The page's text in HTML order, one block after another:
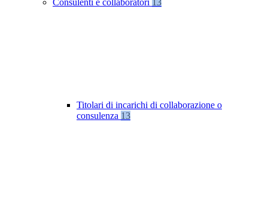
Consulenti e collaboratori 13
Titolari di incarichi di collaborazione o
consulenza 13